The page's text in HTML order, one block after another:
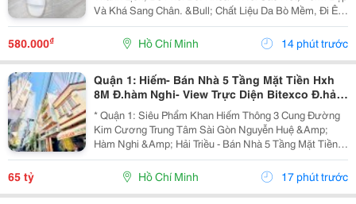
Và Khá Sang Chân. &Bull; Chất Liệu Da Bò Mềm, Đi Êm
Chân &Bull; Lót Da Mềm, Tạo Cảm Giác Thoải Mái Khi
Mang Lâu &Bull; Chi Tiết Khoá In Nổi Sắc...
580.000₫ Hồ Chí Minh 14 phút trước
Quận 1: Hiếm- Bán Nhà 5 Tầng Mặt Tiền Hxh
8M Đ.hàm Nghi- View Trực Diện Bitexco Đ.hải
Triều - 30M Đến Phố Hoa Nguyễn Huệ- Dt
4,5M*19M- Sẵn Hdt
* Quận 1: Siêu Phẩm Khan Hiếm Thông 3 Cung Đường
Kim Cương Trung Tâm Sài Gòn Nguyễn Huệ &Amp;
Hàm Nghi &Amp; Hải Triều - Bán Nhà 5 Tầng Mặt Tiền
Hẻm Xe Hơi Ngủ Trong Nhà Đ.hàm Nghi, P.sài Gòn -
093.867.6685 Giang Giang - Diện Tích: 70M2 - Ngang...
65 tỷ Hồ Chí Minh 17 phút trước